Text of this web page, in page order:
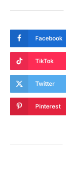
Facebook
TikTok
Twitter
Pinterest